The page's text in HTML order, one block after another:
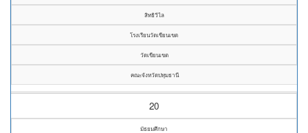
สิทธิวิไล
โรงเรียนวัดเขียนเขต
วัดเขียนเขต
คณะจังหวัดปทุมธานี
20
มัธยมศึกษา